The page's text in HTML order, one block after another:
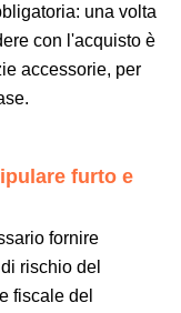
una volta
con l'acquisto è
accessorie, per
furto e
fornire
rischio del
fiscale del